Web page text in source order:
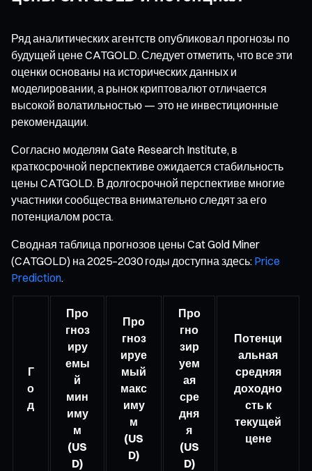
Ряд аналитических агентств опубликовал прогнозы по
будущей цене CATGOLD. Следует отметить, что все эти
оценки основаны на исторических данных и
моделировании, а рынок криптовалют отличается
высокой волатильностью — это не инвестиционные
рекомендации.
Согласно моделям Gate Research Institute, в
краткосрочной перспективе ожидается стабильность
цены CATGOLD. В долгосрочной перспективе многие
участники сообщества внимательно следят за его
потенциалом роста.
Сводная таблица прогнозов цены Cat Gold Miner
(CATGOLD) на 2025–2030 годы доступна здесь: Price
Prediction.
Г
о
д
Про
гноз
иру
емы
й
мин
иму
м
(US
D)
Про
гноз
ируе
мый
макс
иму
м
(US
D)
Про
гно
зир
уем
ая
сре
дня
я
(US
D)
Потенци
альная
средняя
доходно
сть к
текущей
цене